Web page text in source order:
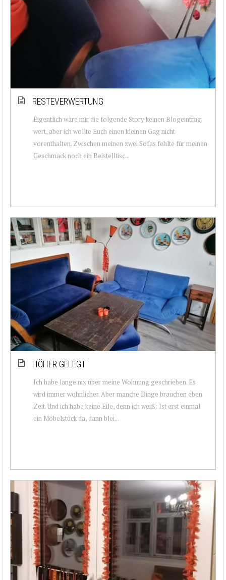
RESTEVERWERTUNG
Eigentlich wäre mir die folgende Story keinen Blogeintrag
wert, aber ich wollte Euch einen kleinen Gag nicht
vorenthalten. Zwischen meinen zwei Sofas fehlte für meinen
Geschmack noch ein Beistelltisc...
HÖHER GELEGT
Ich habe lange nix über meine Wohnung geschrieben. Es
wird immer wohnlicher. Aber manche Dinge brauchen eben
Zeit. Und ich habe keine Eile, denn ich weiß: Ist erst einmal
ein Möbelstück da, dann blei...